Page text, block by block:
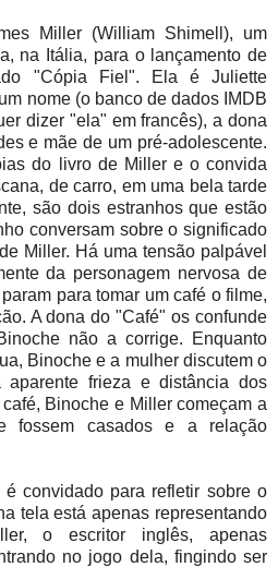
Miller (William Shimell), um
na Itália, para o lançamento de
"Cópia Fiel". Ela é Juliette
nome (o banco de dados IMDB
dizer "ela" em francês), a dona
e mãe de um pré-adolescente.
do livro de Miller e o convida
de carro, em uma bela tarde
são dois estranhos que estão
conversam sobre o significado
Miller. Há uma tensão palpável
da personagem nervosa de
para tomar um café o filme,
A dona do "Café" os confunde
não a corrige. Enquanto
Binoche e a mulher discutem o
frieza e distância dos
Binoche e Miller começam a
fossem casados e a relação
convidado para refletir sobre o
tela está apenas representando
o escritor inglês, apenas
no jogo dela, fingindo ser